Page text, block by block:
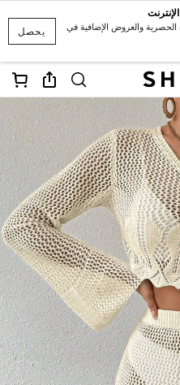
يحصل
والعروض الإضافية في